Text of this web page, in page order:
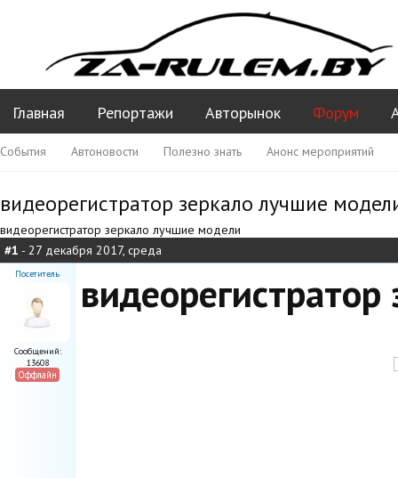
Главная Репортажи Авторынок Форум
Ваши вопросы ПДД
События Автоновости Полезно знать Анонс мероприятий
видеорегистратор зеркало лучшие
видеорегистратор зеркало лучшие модели
#1 - 27 декабря 2017, среда
Посетитель
Сообщений:
13608
Оффлайн